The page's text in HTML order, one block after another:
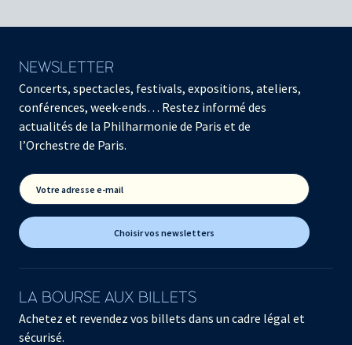
NEWSLETTER
Concerts, spectacles, festivals, expositions, ateliers,
conférences, week-ends… Restez informé des
actualités de la Philharmonie de Paris et de
l’Orchestre de Paris.
Votre adresse e-mail
Choisir vos newsletters
LA BOURSE AUX BILLETS
Achetez et revendez vos billets dans un cadre légal et
sécurisé.